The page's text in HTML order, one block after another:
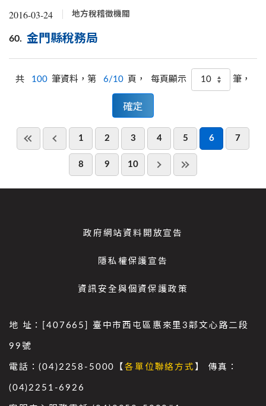
2016-03-24 地方稅稽徵機關
60. 金門縣稅務局
共 100 筆資料，第 6/10 頁， 每頁顯示 筆，
1 2 3 4 5 6 7
8 9 10
政府網站資料開放宣告
隱私權保護宣告
資訊安全與個資保護政策
地 址：[407665] 臺中市西屯區惠來里3鄰文心路二段
99號
電話：(04)2258-5000【各單位聯絡方式 】 傳真：
(04)2251-6926